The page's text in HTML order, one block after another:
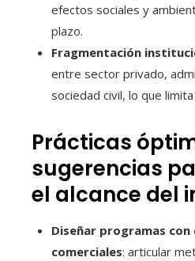
efectos sociales y
plazo.
Fragmentación
entre sector privado,
sociedad civil, lo que
Prácticas
sugerencias
el alcance del
Diseñar programas
comerciales: articular